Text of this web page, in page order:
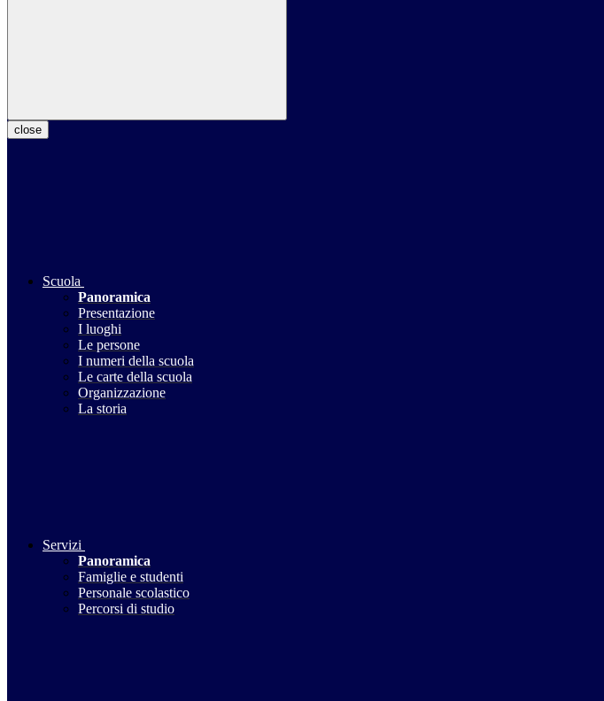
close
Scuola
Panoramica
Presentazione
I luoghi
Le persone
I numeri della scuola
Le carte della scuola
Organizzazione
La storia
Servizi
Panoramica
Famiglie e studenti
Personale scolastico
Percorsi di studio